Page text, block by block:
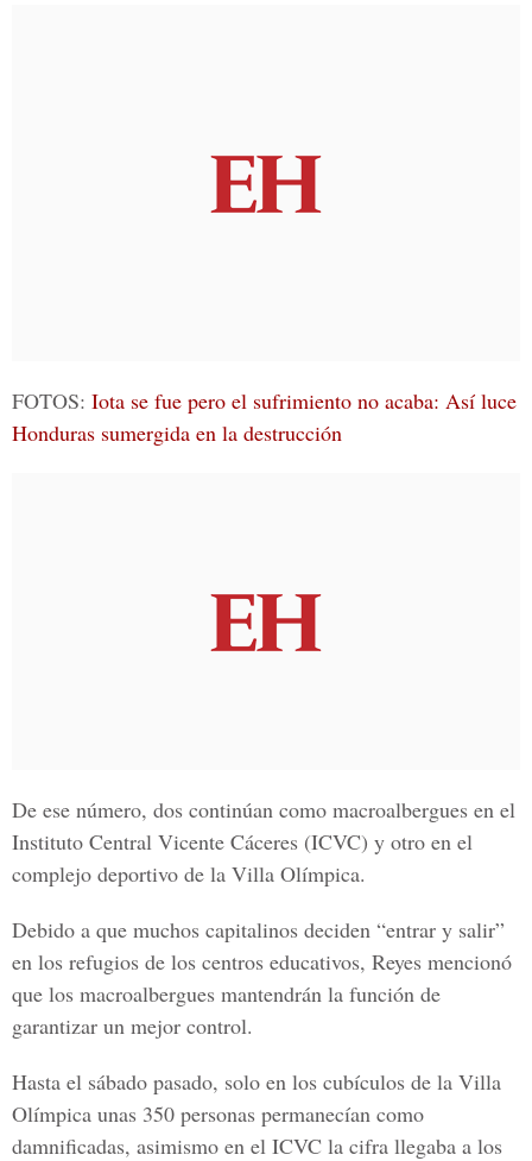
FOTOS: Iota se fue pero el sufrimiento no acaba: Así luce
Honduras sumergida en la destrucción
De ese número, dos continúan como macroalbergues en el
Instituto Central Vicente Cáceres (ICVC) y otro en el
complejo deportivo de la Villa Olímpica.
Debido a que muchos capitalinos deciden “entrar y salir”
en los refugios de los centros educativos, Reyes mencionó
que los macroalbergues mantendrán la función de
garantizar un mejor control.
Hasta el sábado pasado, solo en los cubículos de la Villa
Olímpica unas 350 personas permanecían como
damnificadas, asimismo en el ICVC la cifra llegaba a los